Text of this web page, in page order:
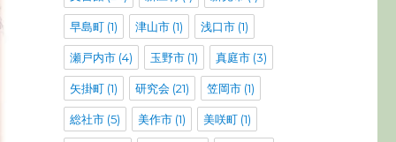
早島町(1) 津山市(1) 浅口市(1)
瀬戸内市(4) 玉野市(1) 真庭市(3)
矢掛町(1) 研究会(21) 笠岡市(1)
総社市(5) 美作市(1) 美咲町(1)